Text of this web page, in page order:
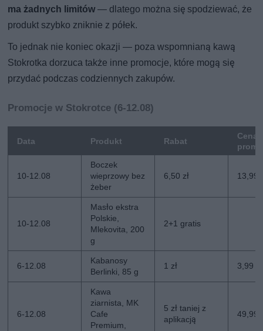
ma żadnych limitów — dlatego można się spodziewać, że
produkt szybko zniknie z półek.
To jednak nie koniec okazji — poza wspomnianą kawą
Stokrotka dorzuca także inne promocje, które mogą się
przydać podczas codziennych zakupów.
Promocje w Stokrotce (6-12.08)
Data Produkt Rabat
Cena
10-12.08
Boczek
wieprzowy bez
żeber
6,50 zł 13,99
10-12.08
Masło ekstra
Polskie,
Mlekovita, 200
g
2+1 gratis
6-12.08
Kabanosy
Berlinki, 85 g
1 zł 3,99
6-12.08
Kawa
ziarnista, MK
Cafe
Premium,
5 zł taniej z
aplikacją
49,99